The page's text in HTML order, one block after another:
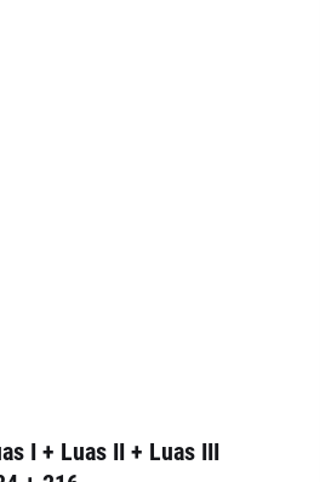
I + Luas II + Luas III